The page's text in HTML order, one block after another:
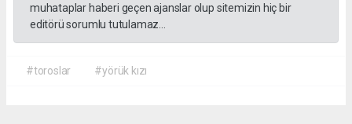
muhataplar haberi geçen ajanslar olup sitemizin hiç bir
editörü sorumlu tutulamaz...
#toroslar #yörük kızı